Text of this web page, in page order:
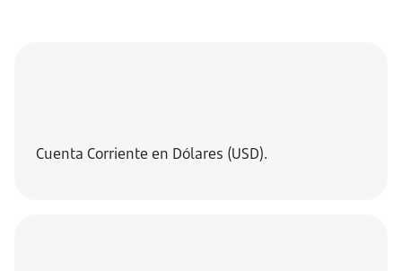
Cuenta Corriente en Dólares (USD).